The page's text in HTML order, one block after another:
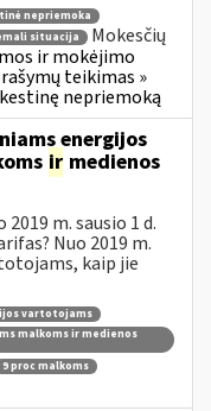
nepriemoka
situacija
Mokesčių
ir mokėjimo
teikimas »
nepriemoką
energijos
ir medienos
m. sausio 1 d.
Nuo 2019 m.
kaip jie
vartotojams
malkoms ir medienos
9 proc malkoms